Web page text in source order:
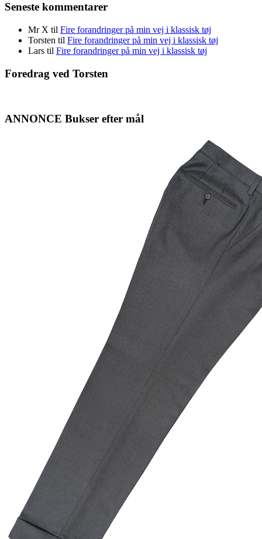
Seneste kommentarer
Mr X til Fire forandringer på min vej i klassisk tøj
Torsten til Fire forandringer på min vej i klassisk tøj
Lars til Fire forandringer på min vej i klassisk tøj
Foredrag ved Torsten
ANNONCE Bukser efter mål